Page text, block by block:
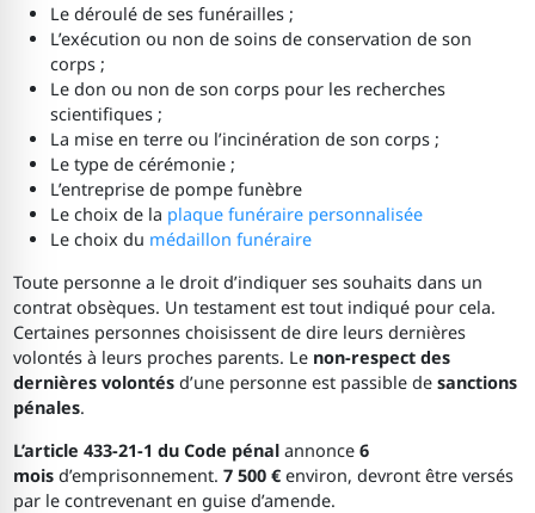
Le déroulé de ses funérailles ;
L’exécution ou non de soins de conservation de son
corps ;
Le don ou non de son corps pour les recherches
scientifiques ;
La mise en terre ou l’incinération de son corps ;
Le type de cérémonie ;
L’entreprise de pompe funèbre
Le choix de la plaque funéraire personnalisée
Le choix du médaillon funéraire
Toute personne a le droit d’indiquer ses souhaits dans un
contrat obsèques. Un testament est tout indiqué pour cela.
Certaines personnes choisissent de dire leurs dernières
volontés à leurs proches parents. Le non-respect des
dernières volontés d’une personne est passible desanctions
pénales.
L’article 433-21-1 du Code pénal annonce6
mois d’emprisonnement.7 500 € environ, devront être versés
par le contrevenant en guise d’amende.